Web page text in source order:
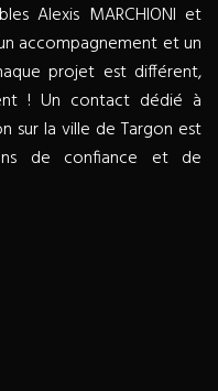
Alexis MARCHIONI et
accompagnement et un
projet est différent,
! Un contact dédié à
sur la ville de Targon est
de confiance et de